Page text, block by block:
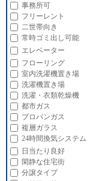
事務所可
フリーレント
二世帯向き
常時ゴミ出し可能
エレベーター
フローリング
室内洗濯機置き場
洗濯機置き場
洗濯・衣類乾燥機
都市ガス
プロパンガス
複層ガラス
24時間換気システム
日当たり良好
閑静な住宅街
分譲タイプ